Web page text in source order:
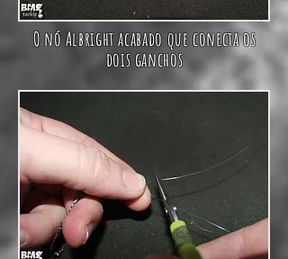
O nó Albright acabado que conecta os
dois ganchos